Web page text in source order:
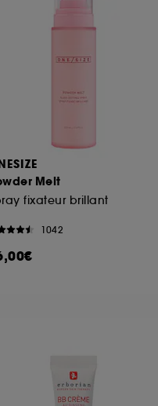
Melt
fixateur brillant
1042